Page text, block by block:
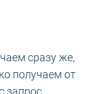
сразу же,
получаем от
запрос.